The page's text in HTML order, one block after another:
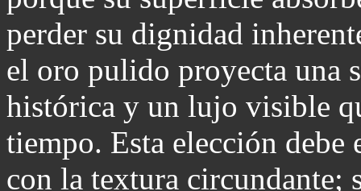
perder su dignidad
el oro pulido proyecta una
histórica y un lujo visible
tiempo. Esta elección debe
con la textura circundante;